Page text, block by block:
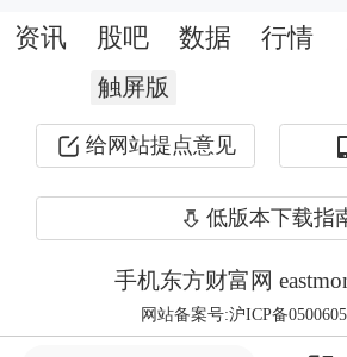
领域的实力。一些科技成
金流向科技产业的关键
在保险投资机构人士看来
为金融“五篇大文章”之
资讯 股吧 数据 行情
触屏版
给网站提点意见
低版本下载指
手机东方财富网
网站备案号:沪ICP备